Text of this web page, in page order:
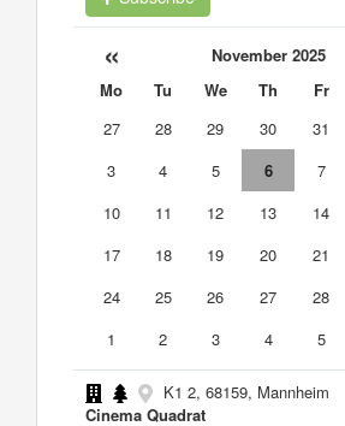
« November 2025
Mo Tu We Th Fr
27
28 29 30 31
3
4 5 6 7
10
11 12 13 14
17
18 19 20 21
24
25 26 27 28
1
2 3 4 5
K1 2, 68159, Mannheim
Cinema Quadrat